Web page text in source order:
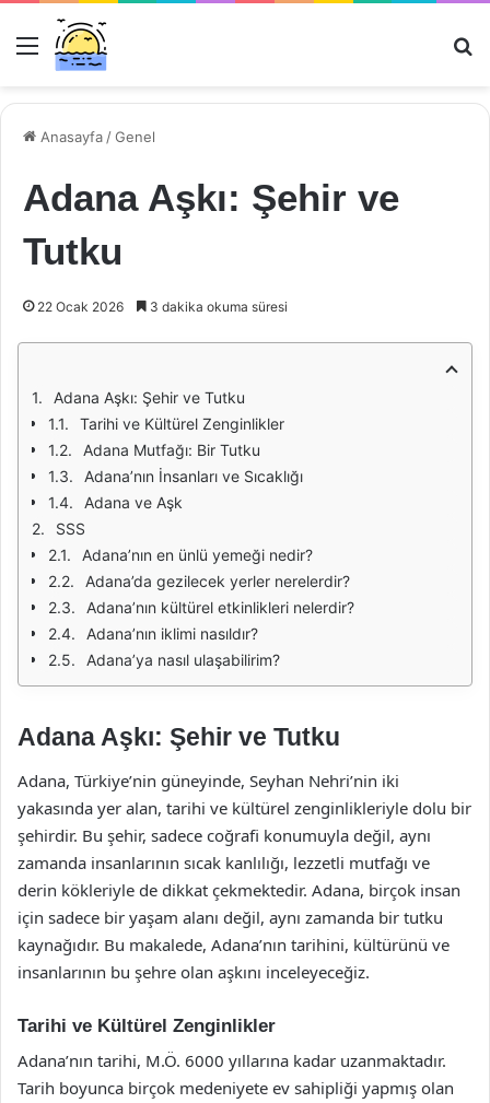
Menü
Anasayfa /Genel
Adana Aşkı: Şehir ve
Tutku
22 Ocak 2026 3 dakika okuma süresi
Adana Aşkı: Şehir ve Tutku
Tarihi ve Kültürel Zenginlikler
Adana Mutfağı: Bir Tutku
Adana’nın İnsanları ve Sıcaklığı
Adana ve Aşk
SSS
Adana’nın en ünlü yemeği nedir?
Adana’da gezilecek yerler nerelerdir?
Adana’nın kültürel etkinlikleri nelerdir?
Adana’nın iklimi nasıldır?
Adana’ya nasıl ulaşabilirim?
Adana Aşkı: Şehir ve Tutku
Adana, Türkiye’nin güneyinde, Seyhan Nehri’nin iki
yakasında yer alan, tarihi ve kültürel zenginlikleriyle dolu bir
şehirdir. Bu şehir, sadece coğrafi konumuyla değil, aynı
zamanda insanlarının sıcak kanlılığı, lezzetli mutfağı ve
derin kökleriyle de dikkat çekmektedir. Adana, birçok insan
için sadece bir yaşam alanı değil, aynı zamanda bir tutku
kaynağıdır. Bu makalede, Adana’nın tarihini, kültürünü ve
insanlarının bu şehre olan aşkını inceleyeceğiz.
Tarihi ve Kültürel Zenginlikler
Adana’nın tarihi, M.Ö. 6000 yıllarına kadar uzanmaktadır.
Tarih boyunca birçok medeniyete ev sahipliği yapmış olan